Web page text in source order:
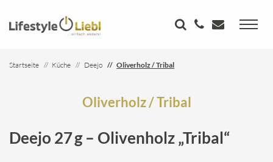
Startseite Küche Deejo Oliverholz / Tribal
Oliverholz / Tribal
Deejo 27 g – Olivenholz „Tribal“